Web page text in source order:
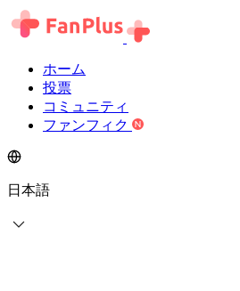
ホーム
投票
コミュニティ
ファンフィク
日本語